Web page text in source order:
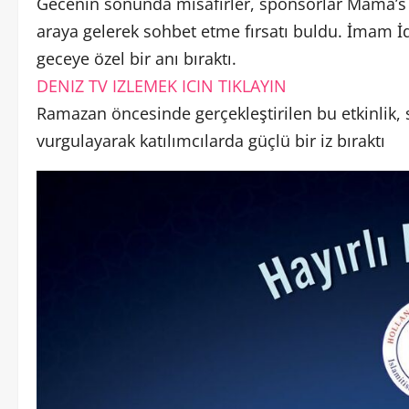
araya gelerek sohbet etme fırsatı buldu. İmam
geceye özel bir anı bıraktı.
DENIZ TV IZLEMEK ICIN TIKLAYIN
Ramazan öncesinde gerçekleştirilen bu etkinlik,
vurgulayarak katılımcılarda güçlü bir iz bıraktı